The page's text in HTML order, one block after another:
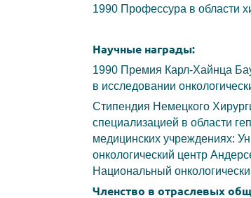
1990 Профессура в области
Научные награды:
1990 Премия Карл-Хайнца
в исследовании
Стипендия Немецкого
специализацией в области
медицинских учреждениях:
онкологический центр
Национальный
Членство в отраслевых